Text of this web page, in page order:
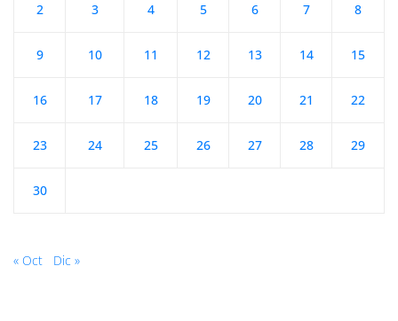
2 3 4 5 6 7 8
9 10 11 12 13 14 15
16 17 18 19 20 21 22
23 24 25 26 27 28 29
30
« Oct Dic »